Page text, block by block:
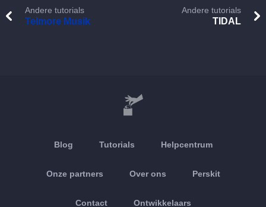
Andere tutorials
Telmore Musik
Andere tutorials
TIDAL
Blog Tutorials Helpcentrum
Onze partners Over ons Perskit
Contact Ontwikkelaars